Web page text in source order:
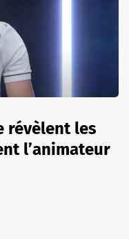
révèlent les
l’animateur